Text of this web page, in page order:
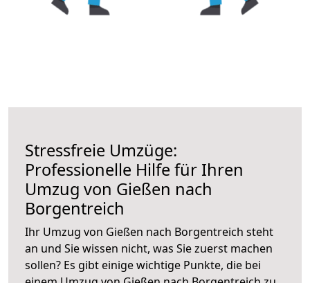
Stressfreie Umzüge:
Professionelle Hilfe für Ihren
Umzug von Gießen nach
Borgentreich
Ihr Umzug von Gießen nach Borgentreich steht
an und Sie wissen nicht, was Sie zuerst machen
sollen? Es gibt einige wichtige Punkte, die bei